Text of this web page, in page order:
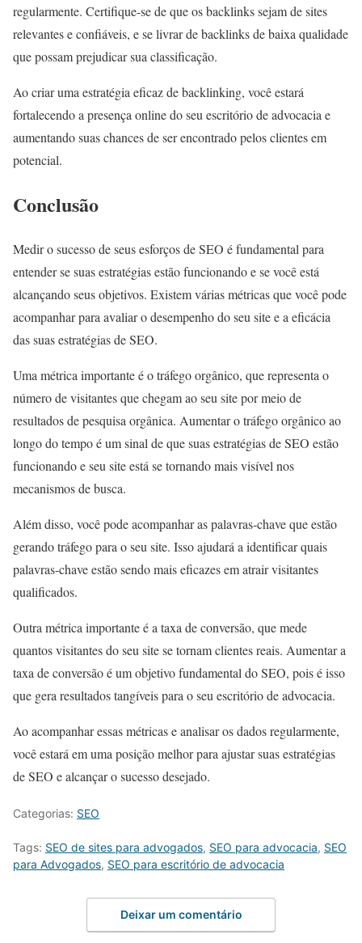
regularmente. Certifique-se de que os backlinks sejam de sites
relevantes e confiáveis, e se livrar de backlinks de baixa qualidade
que possam prejudicar sua classificação.
Ao criar uma estratégia eficaz de backlinking, você estará
fortalecendo a presença online do seu escritório de advocacia e
aumentando suas chances de ser encontrado pelos clientes em
potencial.
Conclusão
Medir o sucesso de seus esforços de SEO é fundamental para
entender se suas estratégias estão funcionando e se você está
alcançando seus objetivos. Existem várias métricas que você pode
acompanhar para avaliar o desempenho do seu site e a eficácia
das suas estratégias de SEO.
Uma métrica importante é o tráfego orgânico, que representa o
número de visitantes que chegam ao seu site por meio de
resultados de pesquisa orgânica. Aumentar o tráfego orgânico ao
longo do tempo é um sinal de que suas estratégias de SEO estão
funcionando e seu site está se tornando mais visível nos
mecanismos de busca.
Além disso, você pode acompanhar as palavras-chave que estão
gerando tráfego para o seu site. Isso ajudará a identificar quais
palavras-chave estão sendo mais eficazes em atrair visitantes
qualificados.
Outra métrica importante é a taxa de conversão, que mede
quantos visitantes do seu site se tornam clientes reais. Aumentar a
taxa de conversão é um objetivo fundamental do SEO, pois é isso
que gera resultados tangíveis para o seu escritório de advocacia.
Ao acompanhar essas métricas e analisar os dados regularmente,
você estará em uma posição melhor para ajustar suas estratégias
de SEO e alcançar o sucesso desejado.
Categorias: SEO
Tags: SEO de sites para advogados, SEO para advocacia, SEO
para Advogados, SEO para escritório de advocacia
Deixar um comentário